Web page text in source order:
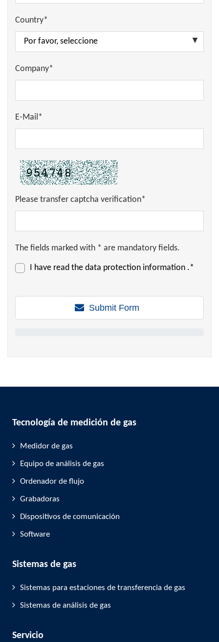
Country*
Company*
E-Mail*
Please transfer captcha verification*
The fields marked with * are mandatory fields.
I have read the data protection information .*
Submit Form
Tecnología de medición de gas
Medidor de gas
Equipo de análisis de gas
Ordenador de flujo
Grabadoras
Dispositivos de comunicación
Software
Sistemas de gas
Sistemas para estaciones de transferencia de gas
Sistemas de análisis de gas
Servicio